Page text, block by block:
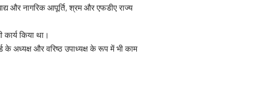
और नागरिक आपूर्ति, श्रम और एफडीए राज्य
किया था।
के अध्यक्ष और वरिष्ठ उपाध्यक्ष के रूप में भी काम